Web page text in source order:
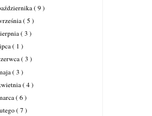
( 9 )
( 5 )
( 3 )
( 1 )
( 3 )
( 3 )
( 4 )
( 6 )
( 7 )